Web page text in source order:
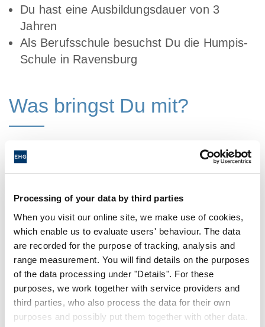
Processing of your data by third parties
When you visit our online site, we make use of cookies,
which enable us to evaluate users' behaviour. The data
are recorded for the purpose of tracking, analysis and
range measurement. You will find details on the purposes
of the data processing under "Details". For these
purposes, we work together with service providers and
third parties, who also process the data for their own
purposes and possibly put them together with other data.
Du hast eine Ausbildungsdauer von 3
Jahren
Als Berufsschule besuchst Du die Humpis-
Schule in Ravensburg
Was bringst Du mit?
abgeschlossen
Abläufe wecken bei Dir großes Interesse
Du hast eine gute körperliche Belastbarkeit
Eigenständigkeit und Organisationsfähigkeit
gehören zu Deinen Stärken
Arbeiten im Team ist für Dich
selbstverständlich
Mobiles Reisen hat Dich schon immer
fasziniert